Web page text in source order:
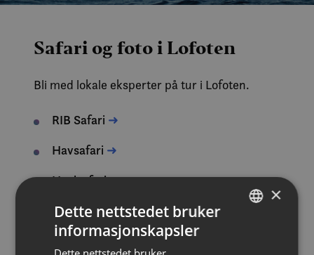
Safari og foto i Lofoten
Bli med lokale eksperter på tur i Lofoten.
RIB Safari ➜
Havsafari ➜
Hvalsafari➜
Lokal sightseeing➜
Nordlys➜
×
Dette nettstedet bruker
informasjonskapsler